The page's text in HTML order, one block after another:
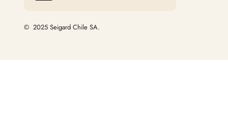
© 2025 Seigard Chile SA.